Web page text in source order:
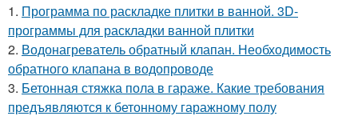
1. Программа по раскладке плитки в ванной. 3D-
программы для раскладки ванной плитки
2. Водонагреватель обратный клапан. Необходимость
обратного клапана в водопроводе
3. Бетонная стяжка пола в гараже. Какие требования
предъявляются к бетонному гаражному полу